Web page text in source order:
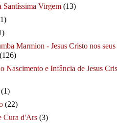
Santíssima Virgem (13)
Marmion - Jesus Cristo nos seus
(126)
Nascimento e Infância de Jesus
(1)
(22)
Cura d'Ars (3)